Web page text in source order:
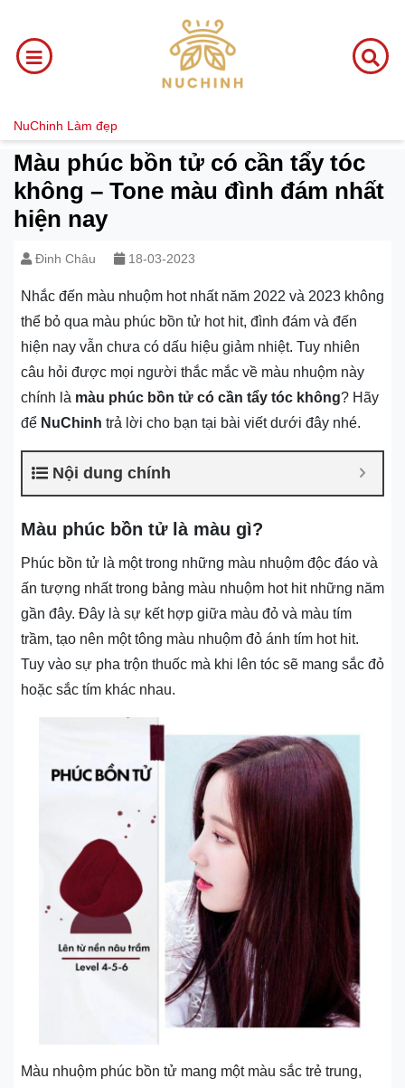
NuChinh Làm đẹp
Màu phúc bồn tử có cần tẩy tóc
không – Tone màu đình đám nhất
hiện nay
Đinh Châu 18-03-2023
Nhắc đến màu nhuộm hot nhất năm 2022 và 2023 không
thể bỏ qua màu phúc bồn tử hot hit, đình đám và đến
hiện nay vẫn chưa có dấu hiệu giảm nhiệt. Tuy nhiên
câu hỏi được mọi người thắc mắc về màu nhuộm này
chính là màu phúc bồn tử có cần tẩy tóc không? Hãy
để NuChinh trả lời cho bạn tại bài viết dưới đây nhé.
Nội dung chính
Màu phúc bồn tử là màu gì?
Phúc bồn tử là một trong những màu nhuộm độc đáo và
ấn tượng nhất trong bảng màu nhuộm hot hit những năm
gần đây. Đây là sự kết hợp giữa màu đỏ và màu tím
trầm, tạo nên một tông màu nhuộm đỏ ánh tím hot hit.
Tuy vào sự pha trộn thuốc mà khi lên tóc sẽ mang sắc đỏ
hoặc sắc tím khác nhau.
Màu nhuộm phúc bồn tử mang một màu sắc trẻ trung,